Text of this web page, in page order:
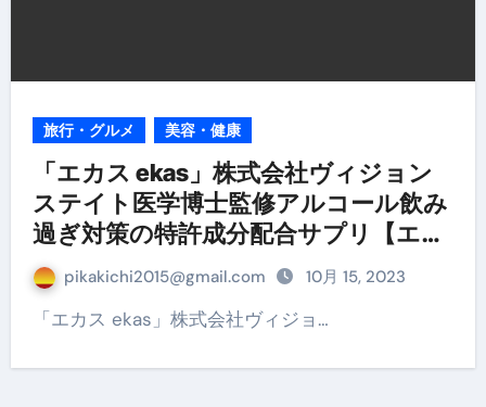
旅行・グルメ 美容・健康
「エカス ekas」株式会社ヴィジョン
ステイト医学博士監修アルコール飲み
過ぎ対策の特許成分配合サプリ【エカ
ス】pikakichi2015@gmail.com 10月 15, 2023
「エカス ekas」株式会社ヴィジョ…